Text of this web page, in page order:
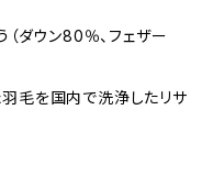
（ダウン80％、フェザー
毛を国内で洗浄したリサ